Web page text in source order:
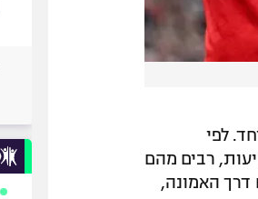
לפי
רבים מהם
האמונה,